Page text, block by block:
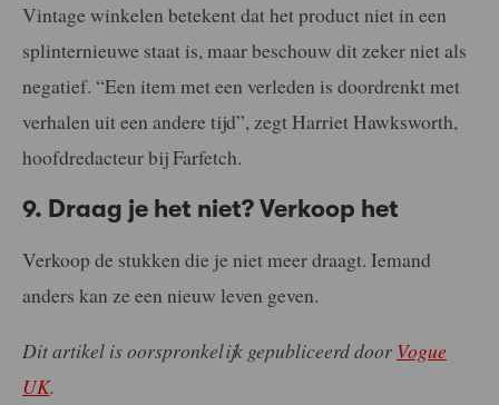
Vintage winkelen betekent dat het product niet in een
splinternieuwe staat is, maar beschouw dit zeker niet als
negatief. “Een item met een verleden is doordrenkt met
verhalen uit een andere tijd”, zegt Harriet Hawksworth,
hoofdredacteur bij Farfetch.
9. Draag je het niet? Verkoop het
Verkoop de stukken die je niet meer draagt. Iemand
anders kan ze een nieuw leven geven.
Dit artikel is oorspronkelijk gepubliceerd door Vogue
UK.